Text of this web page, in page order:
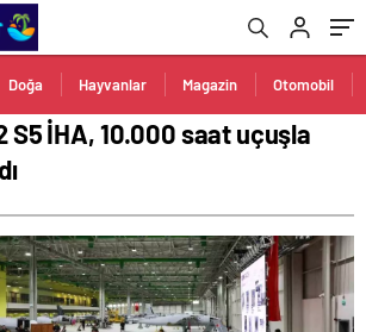
Doğa Hayvanlar Magazin Otomobil
S5 İHA, 10.000 saat uçuşla